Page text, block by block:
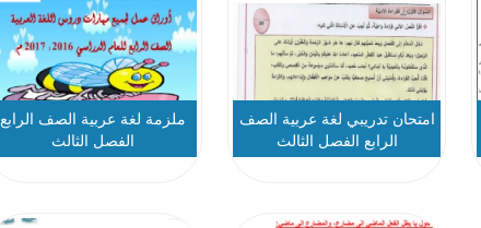
امتحان تدريبي لغة عربية الصف
الرابع الفصل الثالث
ملزمة لغة عربية الصف الرابع
الفصل الثالث